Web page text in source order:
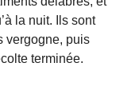
la nuit. Ils sont
vergogne, puis
terminée.